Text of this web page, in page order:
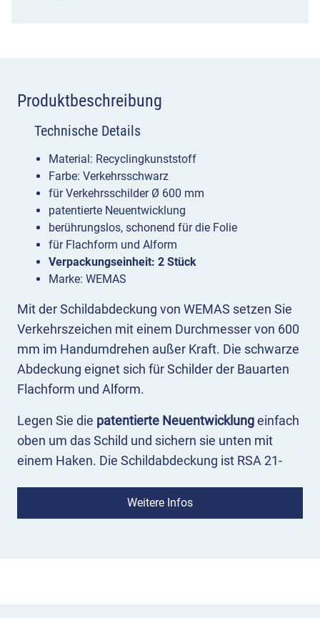
Produktbeschreibung
Mit der Schildabdeckung von WEMAS setzen Sie
Verkehrszeichen mit einem Durchmesser von 600
mm im Handumdrehen außer Kraft. Die schwarze
Abdeckung eignet sich für Schilder der Bauarten
Flachform und Alform.
Legen Sie die patentierte Neuentwicklungeinfach
oben um das Schild und sichern sie unten mit
einem Haken. Die Schildabdeckung ist RSA 21-
Recyclingkunststoff. Eine Verpackungseinheit
enthält 2 Schildabdeckungen.
Weitere Infos
Technische Details
Material: Recyclingkunststoff
Farbe: Verkehrsschwarz
für Verkehrsschilder Ø 600 mm
patentierte Neuentwicklung
berührungslos, schonend für die Folie
für Flachform und Alform
Verpackungseinheit: 2 Stück
Marke: WEMAS